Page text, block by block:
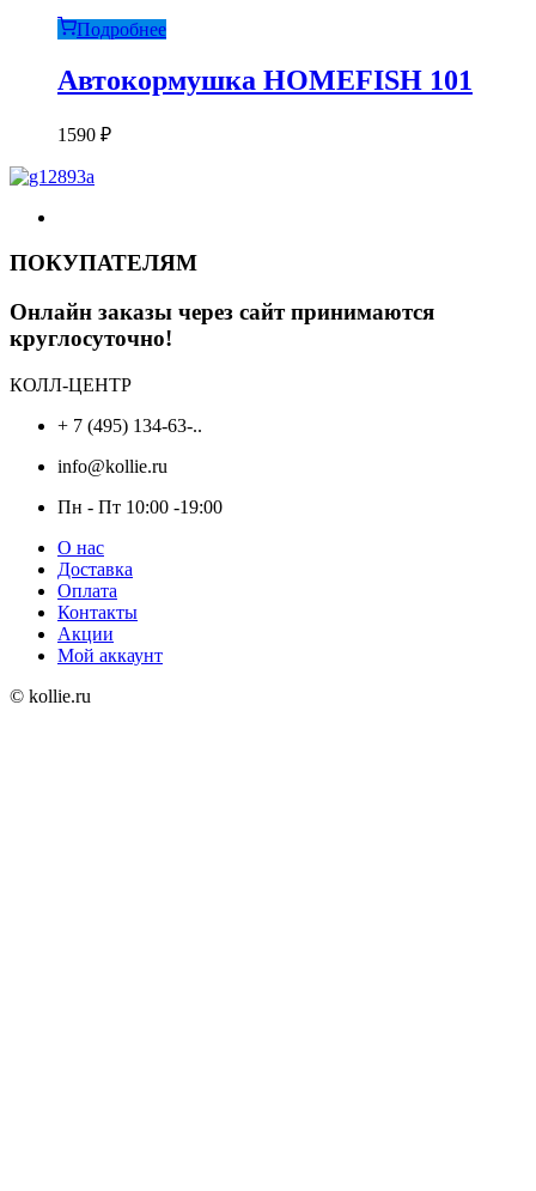
Подробнее
Автокормушка HOMEFISH 101
1590 ₽
ПОКУПАТЕЛЯМ
Онлайн заказы через сайт принимаются
круглосуточно!
КОЛЛ-ЦЕНТР
+ 7 (495) 134-63-..
info@kollie.ru
Пн - Пт 10:00 -19:00
О нас
Доставка
Оплата
Контакты
Акции
Мой аккаунт
© kollie.ru